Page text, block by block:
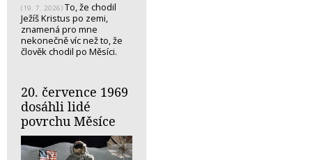
(19. 7. 2026) To, že chodil
Ježíš Kristus po zemi,
znamená pro mne
nekonečně víc než to, že
člověk chodil po Měsíci.
20. července 1969
dosáhli lidé
povrchu Měsíce